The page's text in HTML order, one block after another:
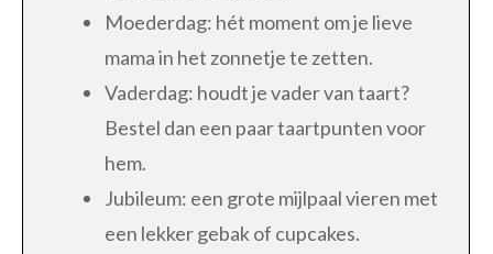
Moederdag: hét moment om je lieve
mama in het zonnetje te zetten.
Vaderdag: houdt je vader van taart?
Bestel dan een paar taartpunten voor
hem.
Jubileum: een grote mijlpaal vieren met
een lekker gebak of cupcakes.